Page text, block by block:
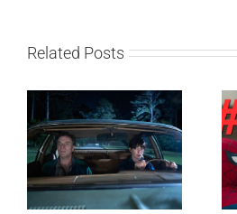
Related Posts
SF NIGHT: POSLEDNJI
DANI ULICE
HRASTOVA u Concept
Cinema i CineStar
bioskopima 12. avgusta